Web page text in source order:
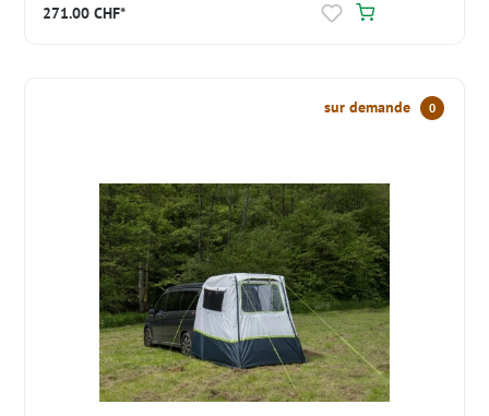
271.00 CHF*
sur demande 0